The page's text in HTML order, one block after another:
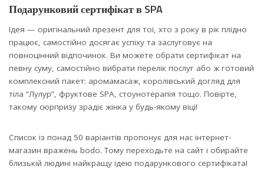
Подарунковий сертифікат в SPA
Ідея — оригінальний презент для тої, хто з року в рік плідно
працює, самостійно досягає успіху та заслуговує на
повноцінний відпочинок. Ви можете обрати сертифікат на
певну суму, самостійно вибрати перелік послуг або ж готовий
комплексний пакет: аромамасаж, королівський догляд для
тіла “Лулур”, фруктове SPA, стоунотерапія тощо. Повірте,
такому сюрпризу зрадіє жінка у будь-якому віці!
Список із понад 50 варіантів пропонує для нас інтернет-
магазин вражень bodo. Тому переходьте на сайт і обирайте
близькій людині найкращу ідею подарункового сертифіката!